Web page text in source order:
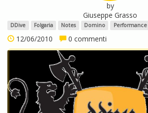
by
Giuseppe Grasso
DDive Folgaria Notes Domino Performance
12/06/2010 0 commenti